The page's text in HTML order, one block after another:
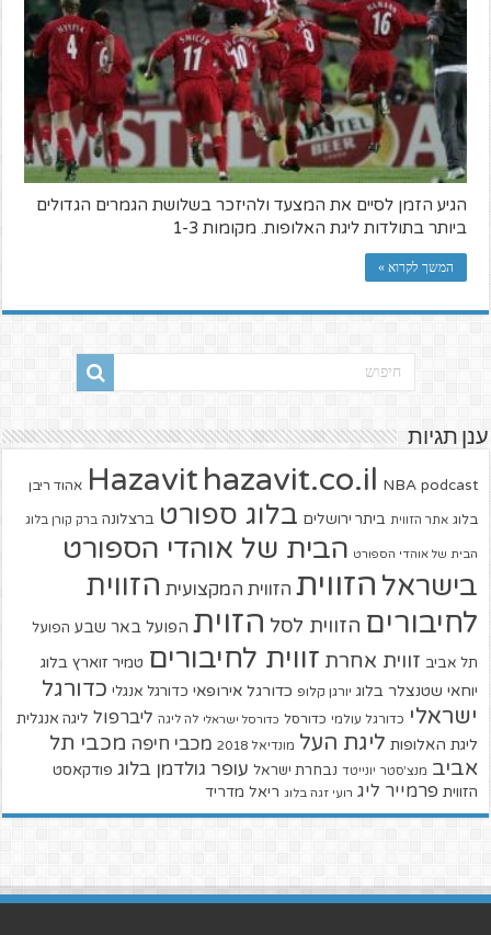
הגיע הזמן לסיים את המצעד ולהיזכר בשלושת הגמרים הגדולים
ביותר בתולדות ליגת האלופות. מקומות 1-3
המשך לקרוא »
ענן תגיות
Hazavit hazavit.co.il NBA podcast אהוד ריבן
בלוג אתר הזווית ביתר ירושלים בלוג ספורט ברצלונה ברק קורן בלוג
הבית של אוהדי הספורט הבית של אוהדי הספורט
בישראל הזווית הזווית המקצועית הזווית
לחיבורים הזווית לסל הזוית הפועל באר שבע הפועל
תל אביב זווית אחרת זווית לחיבורים טמיר זוארץ בלוג
יוחאי שטנצלר בלוג יורגן קלופ כדורגל אירופאי כדורגל אנגלי כדורגל
ישראלי כדורגל עולמי כדורסל כדורסל ישראלי לה ליגה ליברפול ליגה אנגלית
ליגת האלופות ליגת העל מונדיאל 2018 מכבי חיפה מכבי תל
אביב מנצ'סטר יונייטד נבחרת ישראל עופר גולדמן בלוג פודקאסט
הזווית פרמייר ליג רועי זגה בלוג ריאל מדריד